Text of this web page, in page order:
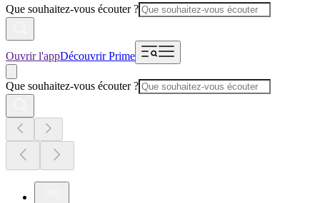
Que souhaitez-vous écouter ?
Ouvrir l'appDécouvrir Prime
Que souhaitez-vous écouter ?